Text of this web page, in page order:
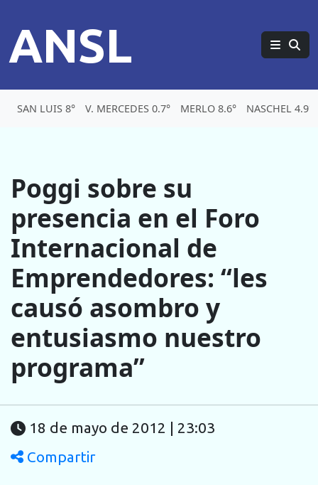
ANSL
SAN LUIS 8° V. MERCEDES 0.7° MERLO 8.6° NASCHEL 4.9°
Poggi sobre su
presencia en el Foro
Internacional de
Emprendedores: “les
causó asombro y
entusiasmo nuestro
programa”
18 de mayo de 2012 | 23:03
Compartir